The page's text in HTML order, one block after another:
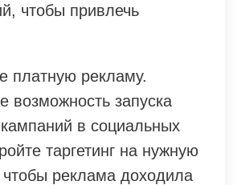
чтобы привлечь
платную рекламу.
возможность запуска
в социальных
таргетинг на нужную
реклама доходила